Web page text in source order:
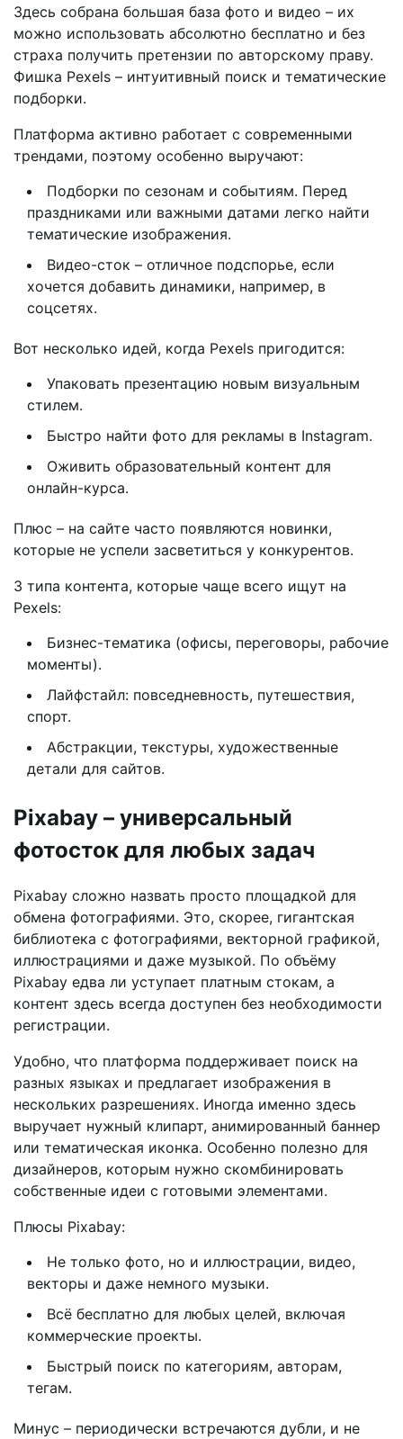
Здесь собрана большая база фото и видео – их
можно использовать абсолютно бесплатно и без
страха получить претензии по авторскому праву.
Фишка Pexels – интуитивный поиск и тематические
подборки.
Платформа активно работает с современными
трендами, поэтому особенно выручают:
Подборки по сезонам и событиям. Перед
праздниками или важными датами легко найти
тематические изображения.
Видео-сток – отличное подспорье, если
хочется добавить динамики, например, в
соцсетях.
Вот несколько идей, когда Pexels пригодится:
Упаковать презентацию новым визуальным
стилем.
Быстро найти фото для рекламы в Instagram.
Оживить образовательный контент для
онлайн-курса.
Плюс – на сайте часто появляются новинки,
которые не успели засветиться у конкурентов.
3 типа контента, которые чаще всего ищут на
Pexels:
Бизнес-тематика (офисы, переговоры, рабочие
моменты).
Лайфстайл: повседневность, путешествия,
спорт.
Абстракции, текстуры, художественные
детали для сайтов.
Pixabay – универсальный
фотосток для любых задач
Pixabay сложно назвать просто площадкой для
обмена фотографиями. Это, скорее, гигантская
библиотека с фотографиями, векторной графикой,
иллюстрациями и даже музыкой. По объёму
Pixabay едва ли уступает платным стокам, а
контент здесь всегда доступен без необходимости
регистрации.
Удобно, что платформа поддерживает поиск на
разных языках и предлагает изображения в
нескольких разрешениях. Иногда именно здесь
выручает нужный клипарт, анимированный баннер
или тематическая иконка. Особенно полезно для
дизайнеров, которым нужно скомбинировать
собственные идеи с готовыми элементами.
Плюсы Pixabay:
Не только фото, но и иллюстрации, видео,
векторы и даже немного музыки.
Всё бесплатно для любых целей, включая
коммерческие проекты.
Быстрый поиск по категориям, авторам,
тегам.
Минус – периодически встречаются дубли, и не